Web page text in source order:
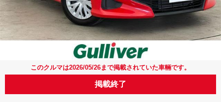
このクルマは2026/05/26まで掲載されていた車輛です。
掲載終了